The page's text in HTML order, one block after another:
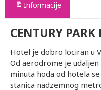
Informacije
CENTURY
Hotel je dobro lociran u
Od aerodrome je
minuta hoda od hotela
stanica nadzemnog